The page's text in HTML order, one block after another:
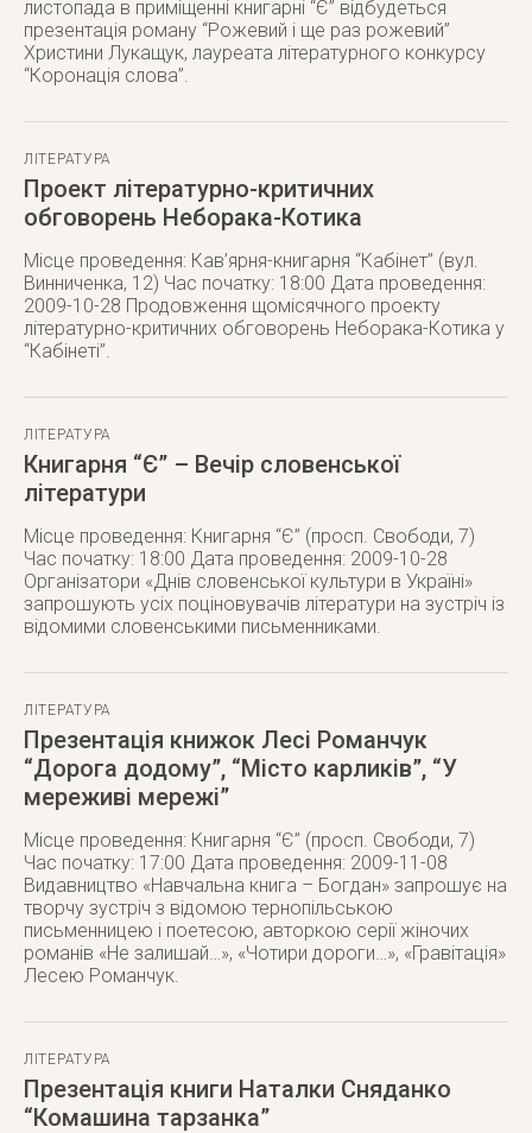
листопада в приміщенні книгарні “Є” відбудеться
презентація роману “Рожевий і ще раз рожевий”
Христини Лукащук, лауреата літературного конкурсу
“Коронація слова”.
ЛІТЕРАТУРА
Проект літературно-критичних
обговорень Неборака-Котика
Місце проведення: Кав’ярня-книгарня “Кабінет” (вул.
Винниченка, 12) Час початку: 18:00 Дата проведення:
2009-10-28 Продовження щомісячного проекту
літературно-критичних обговорень Неборака-Котика у
“Кабінеті”.
ЛІТЕРАТУРА
Книгарня “Є” – Вечір словенської
літератури
Місце проведення: Книгарня “Є” (просп. Свободи, 7)
Час початку: 18:00 Дата проведення: 2009-10-28
Організатори «Днів словенської культури в Україні»
запрошують усіх поціновувачів літератури на зустріч із
відомими словенськими письменниками.
ЛІТЕРАТУРА
Презентація книжок Лесі Романчук
“Дорога додому”, “Місто карликів”, “У
мереживі мережі”
Місце проведення: Книгарня “Є” (просп. Свободи, 7)
Час початку: 17:00 Дата проведення: 2009-11-08
Видавництво «Навчальна книга – Богдан» запрошує на
творчу зустріч з відомою тернопільською
письменницею і поетесою, авторкою серії жіночих
романів «Не залишай…», «Чотири дороги…», «Гравітація»
Лесею Романчук.
ЛІТЕРАТУРА
Презентація книги Наталки Сняданко
“Комашина тарзанка”